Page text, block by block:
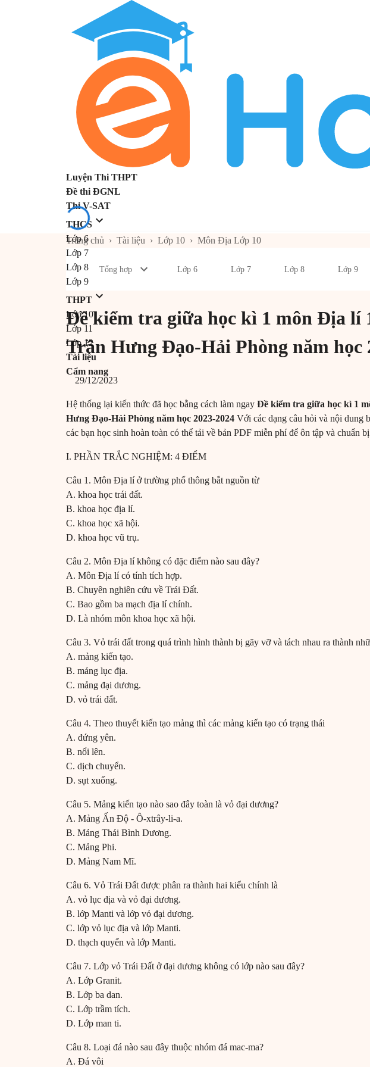
Luyện Thi THPT
Đề thi ĐGNL
Thi V-SAT
THCS
Lớp 6
Lớp 7
Lớp 8
Lớp 9
THPT
Lớp 10
Lớp 11
Lớp 12
Tài liệu
Cẩm nang
Trang chủ › Tài liệu › Lớp 10 › Môn Địa Lớp 10
Tổng hợp Lớp 6 Lớp 7 Lớp 8 Lớp 9
Đề kiểm tra giữa học kì 1 môn Địa lí
Trần Hưng Đạo-Hải Phòng năm học
29/12/2023
Hệ thống lại kiến thức đã học bằng cách làm ngay Đề kiểm tra giữa học kì 1
Hưng Đạo-Hải Phòng năm học 2023-2024 Với các dạng câu hỏi và nội dung
các bạn học sinh hoàn toàn có thể tải về bản PDF miễn phí để ôn tập và chuẩn
I. PHẦN TRẮC NGHIỆM: 4 ĐIỂM
Câu 1. Môn Địa lí ở trường phổ thông bắt nguồn từ
A. khoa học trái đất.
B. khoa học địa lí.
C. khoa học xã hội.
D. khoa học vũ trụ.
Câu 2. Môn Địa lí không có đặc điểm nào sau đây?
A. Môn Địa lí có tính tích hợp.
B. Chuyên nghiên cứu về Trái Đất.
C. Bao gồm ba mạch địa lí chính.
D. Là nhóm môn khoa học xã hội.
Câu 3. Vỏ trái đất trong quá trình hình thành bị gãy vỡ và tách nhau ra thành
A. mảng kiến tạo.
B. mảng lục địa.
C. mảng đại dương.
D. vỏ trái đất.
Câu 4. Theo thuyết kiến tạo mảng thì các mảng kiến tạo có trạng thái
A. đứng yên.
B. nổi lên.
C. dịch chuyển.
D. sụt xuống.
Câu 5. Mảng kiến tạo nào sao đây toàn là vỏ đại dương?
A. Mảng Ấn Độ - Ô-xtrây-li-a.
B. Mảng Thái Bình Dương.
C. Mảng Phi.
D. Mảng Nam Mĩ.
Câu 6. Vỏ Trái Đất được phân ra thành hai kiểu chính là
A. vỏ lục địa và vỏ đại dương.
B. lớp Manti và lớp vỏ đại dương.
C. lớp vỏ lục địa và lớp Manti.
D. thạch quyển và lớp Manti.
Câu 7. Lớp vỏ Trái Đất ở đại dương không có lớp nào sau đây?
A. Lớp Granit.
B. Lớp ba dan.
C. Lớp trầm tích.
D. Lớp man ti.
Câu 8. Loại đá nào sau đây thuộc nhóm đá mac-ma?
A. Đá vôi